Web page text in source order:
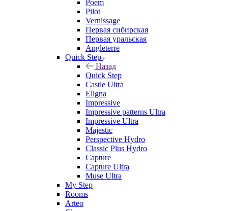
Poem
Pilot
Vernissage
Первая сибирская
Первая уральская
Angleterre
Quick Step
Назад
Quick Step
Castle Ultra
Eligna
Impressive
Impressive patterns Ultra
Impressive Ultra
Majestic
Perspective Hydro
Classic Plus Hydro
Capture
Capture Ultra
Muse Ultra
My Step
Rooms
Arteo